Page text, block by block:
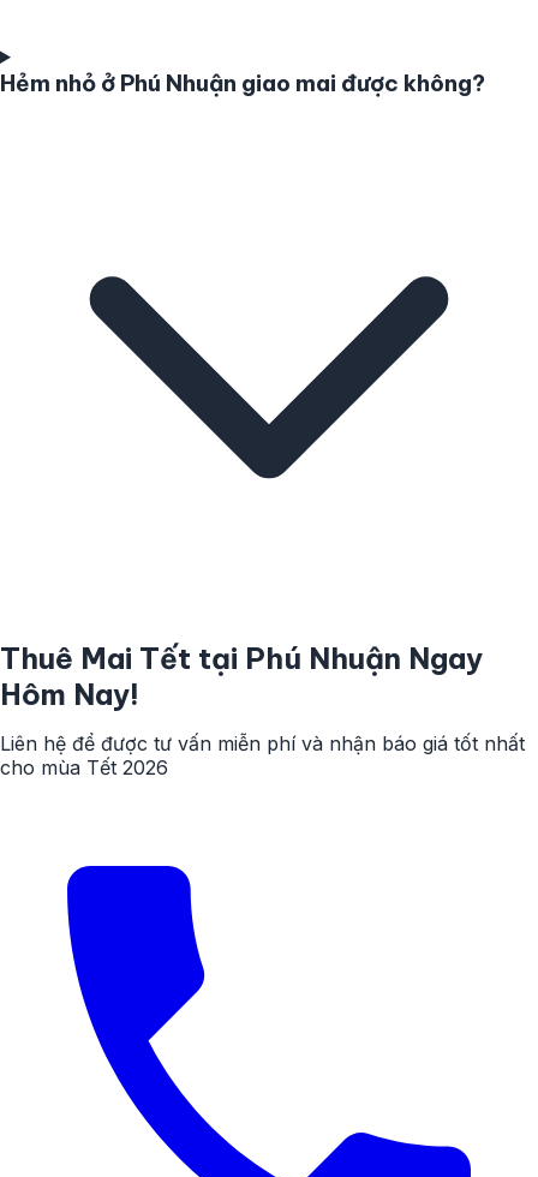
Hẻm nhỏ ở Phú Nhuận giao mai được không?
Thuê Mai Tết tại Phú Nhuận Ngay
Hôm Nay!
Liên hệ để được tư vấn miễn phí và nhận báo giá tốt nhất
cho mùa Tết 2026